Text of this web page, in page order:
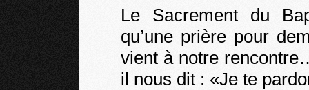
Le Sacrement du
qu’une prière pour
vient à notre
il nous dit : «Je te